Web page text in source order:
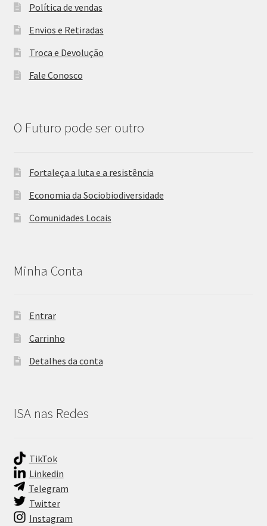
Política de vendas
Envios e Retiradas
Troca e Devolução
Fale Conosco
O Futuro pode ser outro
Fortaleça a luta e a resistência
Economia da Sociobiodiversidade
Comunidades Locais
Minha Conta
Entrar
Carrinho
Detalhes da conta
ISA nas Redes
TikTok
Linkedin
Telegram
Twitter
Instagram